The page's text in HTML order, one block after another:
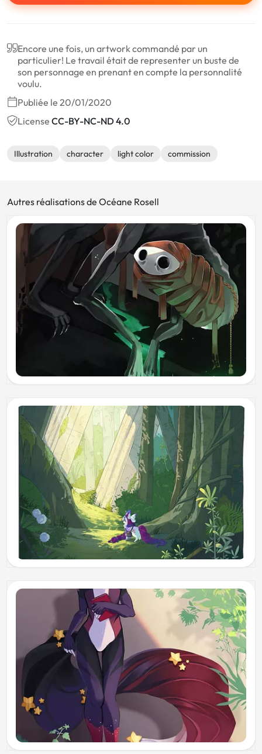
Encore une fois, un artwork commandé par un
particulier! Le travail était de representer un buste de
son personnage en prenant en compte la personnalité
voulu.
Publiée le 20/01/2020
License CC-BY-NC-ND 4.0
Illustration character light color commission
Autres réalisations de Océane Rosell